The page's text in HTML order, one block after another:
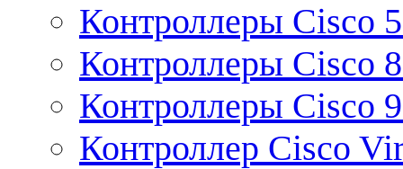
Контроллеры Cisco
Контроллеры Cisco
Контроллеры Cisco
Контроллер Cisco